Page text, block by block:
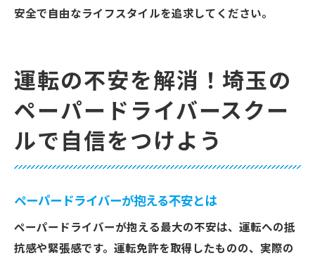
安全で自由なライフスタイルを追求してください。
運転の不安を解消！埼玉の
ペーパードライバースクー
ルで自信をつけよう
ペーパードライバーが抱える不安とは
ペーパードライバーが抱える最大の不安は、運転への抵
抗感や緊張感です。運転免許を取得したものの、実際の